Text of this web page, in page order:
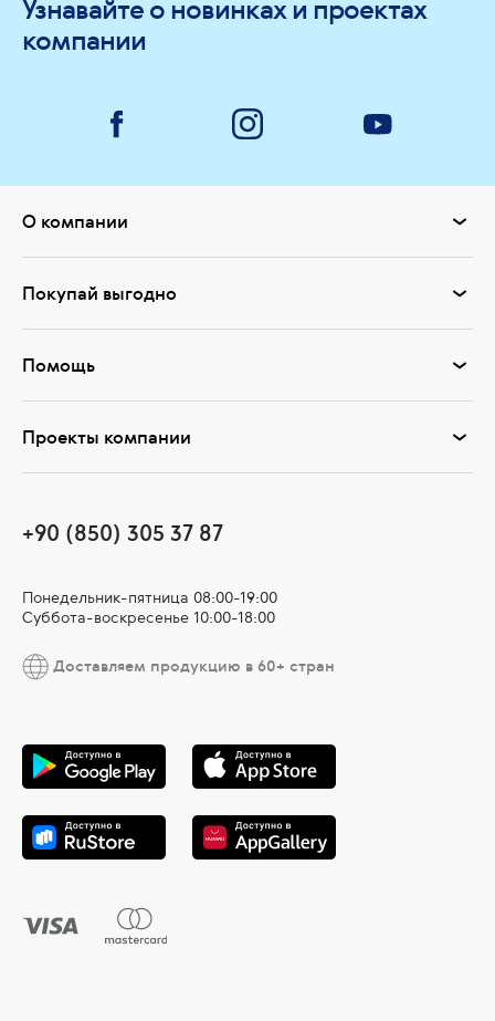
Узнавайте о новинках и проектах
компании
О компании
Покупай выгодно
Помощь
Проекты компании
+90 (850) 305 37 87
Понедельник-пятница 08:00-19:00
Суббота-воскресенье 10:00-18:00
Доставляем продукцию в 60+ стран